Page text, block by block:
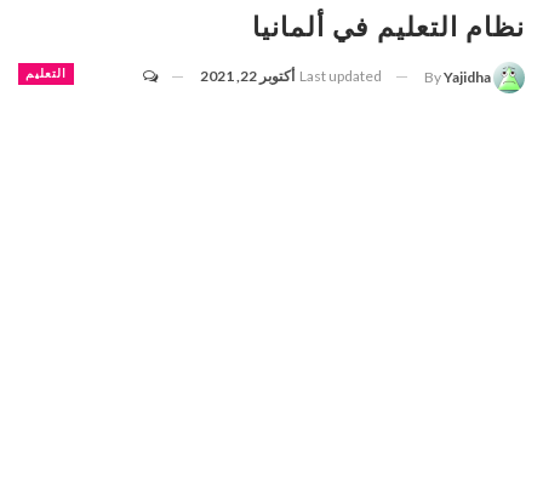
نظام التعليم في ألمانيا
التعليم ByYajidha
Last updated أكتوبر 22, 2021